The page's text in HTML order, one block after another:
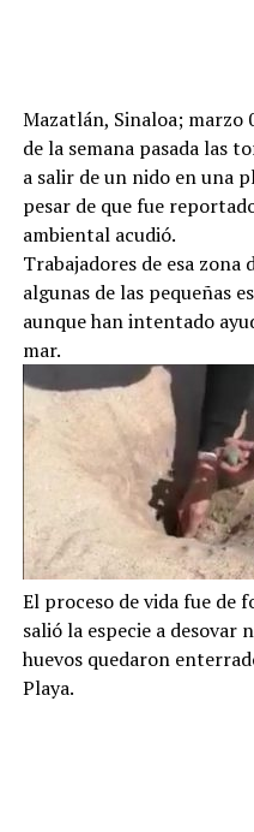
Mazatlán, Sinaloa; marzo
de la semana pasada las
a salir de un nido en una
pesar de que fue
ambiental acudió.
Trabajadores de esa
algunas de las pequeñas
aunque han intentado
mar.
El proceso de vida fue de
salió la especie a desovar
huevos quedaron
Playa.